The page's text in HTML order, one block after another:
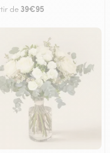
de 39€95